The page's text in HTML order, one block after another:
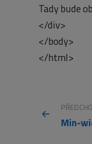
Tady bude
</div>
</body>
</html>